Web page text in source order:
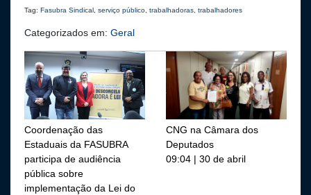
Tag: Fasubra Sindical, serviço público, trabalhadoras, trabalhadores
Categorizados em: Geral
Coordenação das
Estaduais da FASUBRA
participa de audiência
pública sobre
implementação da Lei do
CNG na Câmara dos
Deputados
09:04 | 30 de abril